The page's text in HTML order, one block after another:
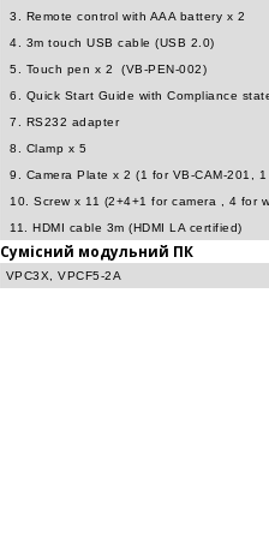
3. Remote control with AAA battery x 2
4. 3m touch USB cable (USB 2.0)
5. Touch pen x 2 (VB-PEN-002)
6. Quick Start Guide with Compliance
7. RS232 adapter
8. Clamp x 5
9. Camera Plate x 2 (1 for VB-CAM-201, 1
10. Screw x 11 (2+4+1 for camera , 4 for
11. HDMI cable 3m (HDMI LA certified)
Сумісний модульний ПК
VPC3X, VPCF5-2A